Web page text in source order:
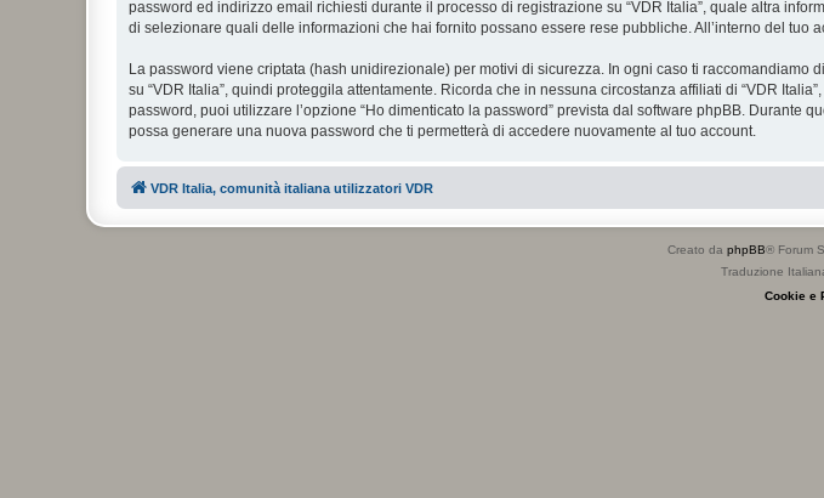
password ed indirizzo email richiesti durante il processo di registrazione su “VDR Italia”, quale altra
di selezionare quali delle informazioni che hai fornito possano essere rese pubbliche. All’interno del
La password viene criptata (hash unidirezionale) per motivi di sicurezza. In ogni caso ti
su “VDR Italia”, quindi proteggila attentamente. Ricorda che in nessuna circostanza affiliati di “VDR
password, puoi utilizzare l’opzione “Ho dimenticato la password” prevista dal software phpBB.
possa generare una nuova password che ti permetterà di accedere nuovamente al tuo account.
VDR Italia, comunità italiana utilizzatori VDR
Creato da phpBB® Forum
Traduzione
Cookie e